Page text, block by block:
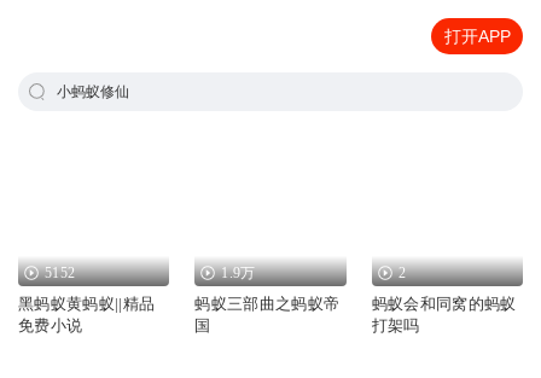
打开APP
小蚂蚁修仙
5152
黑蚂蚁黄蚂蚁||精品
免费小说
1.9万
蚂蚁三部曲之蚂蚁帝
国
2
蚂蚁会和同窝的蚂蚁
打架吗